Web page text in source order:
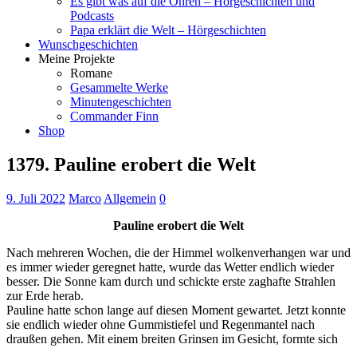
Podcasts
Papa erklärt die Welt – Hörgeschichten
Wunschgeschichten
Meine Projekte
Romane
Gesammelte Werke
Minutengeschichten
Commander Finn
Shop
1379. Pauline erobert die Welt
9. Juli 2022 Marco Allgemein 0
Pauline erobert die Welt
Nach mehreren Wochen, die der Himmel wolkenverhangen war und
es immer wieder geregnet hatte, wurde das Wetter endlich wieder
besser. Die Sonne kam durch und schickte erste zaghafte Strahlen
zur Erde herab.
Pauline hatte schon lange auf diesen Moment gewartet. Jetzt konnte
sie endlich wieder ohne Gummistiefel und Regenmantel nach
draußen gehen. Mit einem breiten Grinsen im Gesicht, formte sich